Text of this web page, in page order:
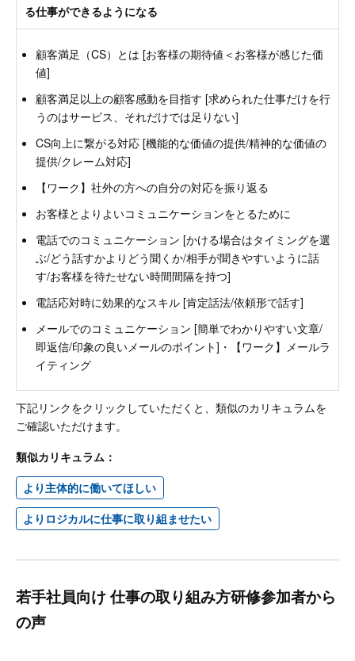
る仕事ができるようになる
顧客満足（CS）とは [お客様の期待値＜お客様が感じた価
値]
顧客満足以上の顧客感動を目指す [求められた仕事だけを行
うのはサービス、それだけでは足りない]
CS向上に繋がる対応 [機能的な価値の提供/精神的な価値の
提供/クレーム対応]
【ワーク】社外の方への自分の対応を振り返る
お客様とよりよいコミュニケーションをとるために
電話でのコミュニケーション [かける場合はタイミングを選
ぶ/どう話すかよりどう聞くか/相手が聞きやすいように話
す/お客様を待たせない時間間隔を持つ]
電話応対時に効果的なスキル [肯定話法/依頼形で話す]
メールでのコミュニケーション [簡単でわかりやすい文章/
即返信/印象の良いメールのポイント]・【ワーク】メールラ
イティング
下記リンクをクリックしていただくと、類似のカリキュラムを
ご確認いただけます。
類似カリキュラム：
より主体的に働いてほしい
よりロジカルに仕事に取り組ませたい
若手社員向け 仕事の取り組み方研修参加者から
の声